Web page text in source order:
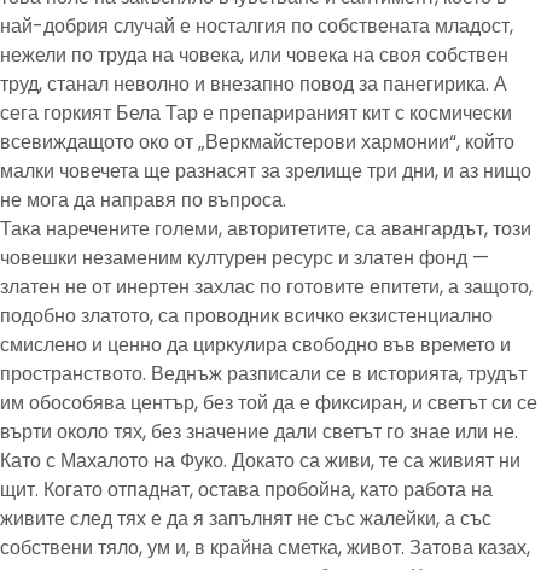
най-добрия случай е носталгия по собствената младост,
нежели по труда на човека, или човека на своя собствен
труд, станал неволно и внезапно повод за панегирика. А
сега горкият Бела Тар е препарираният кит с космически
всевиждащото око от „Веркмайстерови хармонии“, който
малки човечета ще разнасят за зрелище три дни, и аз нищо
не мога да направя по въпроса.
Така наречените големи, авторитетите, са авангардът, този
човешки незаменим културен ресурс и златен фонд —
златен не от инертен захлас по готовите епитети, а защото,
подобно златото, са проводник всичко екзистенциално
смислено и ценно да циркулира свободно във времето и
пространството. Веднъж разписали се в историята, трудът
им обособява център, без той да е фиксиран, и светът си се
върти около тях, без значение дали светът го знае или не.
Като с Махалото на Фуко. Докато са живи, те са живият ни
щит. Когато отпаднат, остава пробойна, като работа на
живите след тях е да я запълнят не със жалейки, а със
собствени тяло, ум и, в крайна сметка, живот. Затова казах,